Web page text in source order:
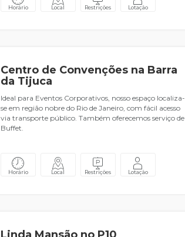
Horário Local Restrições Lotação
Centro de Convenções na Barra
da Tijuca
Ideal para Eventos Corporativos, nosso espaço localiza-
se em região nobre do Rio de Janeiro, com fácil acesso
via transporte público. Também oferecemos serviço de
Buffet.
Horário Local Restrições Lotação